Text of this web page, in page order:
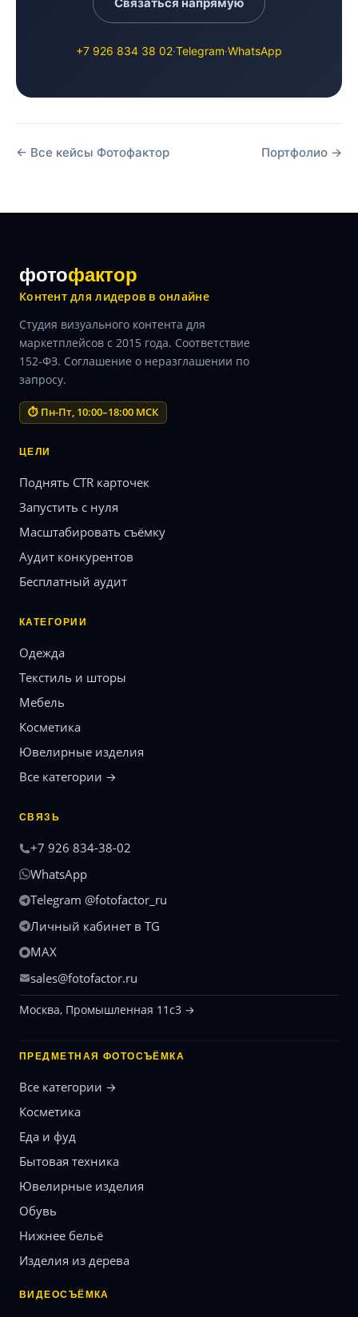
+7 926 834 38 02·Telegram·WhatsApp
← Все кейсы Фотофактор Портфолио →
фотофактор
Контент для лидеров в онлайне
Студия визуального контента для
маркетплейсов с 2015 года. Соответствие
152-ФЗ. Соглашение о неразглашении по
запросу.
⏱ Пн-Пт, 10:00–18:00 МСК
ЦЕЛИ
Поднять CTR карточек
Запустить с нуля
Масштабировать съёмку
Аудит конкурентов
Бесплатный аудит
КАТЕГОРИИ
Одежда
Текстиль и шторы
Мебель
Косметика
Ювелирные изделия
Все категории →
СВЯЗЬ
+7 926 834-38-02
WhatsApp
Telegram @fotofactor_ru
Личный кабинет в TG
MAX
sales@fotofactor.ru
Москва, Промышленная 11с3 →
ПРЕДМЕТНАЯ ФОТОСЪЁМКА
Все категории →
Косметика
Еда и фуд
Бытовая техника
Ювелирные изделия
Обувь
Нижнее бельё
Изделия из дерева
ВИДЕОСЪЁМКА